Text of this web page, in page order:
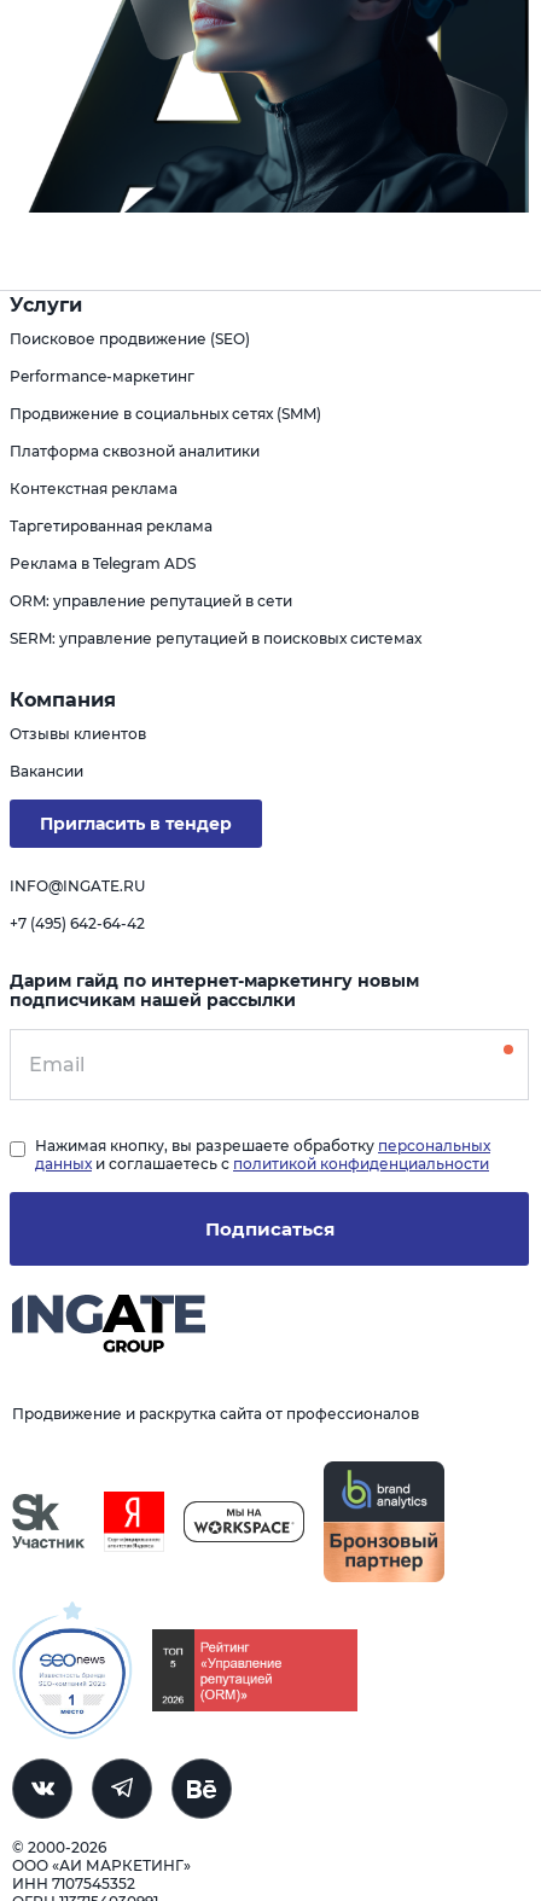
Продвижение и раскрутка сайта от профессионалов
© 2000-2026
ООО «АИ МАРКЕТИНГ»
ИНН 7107545352
Услуги
Поисковое продвижение (SEO)
Performance-маркетинг
Продвижение в социальных сетях (SMM)
Платформа сквозной аналитики
Контекстная реклама
Таргетированная реклама
Реклама в Telegram ADS
ORM: управление репутацией в сети
SERM: управление репутацией в поисковых системах
Компания
Отзывы клиентов
Вакансии
Пригласить в тендер
INFO@INGATE.RU
+7 (495) 642-64-42
Дарим гайд по интернет-маркетингу новым
подписчикам нашей рассылки
Подписаться
Нажимая кнопку, вы разрешаете обработку персональных
данных и соглашаетесь с политикой конфиденциальности